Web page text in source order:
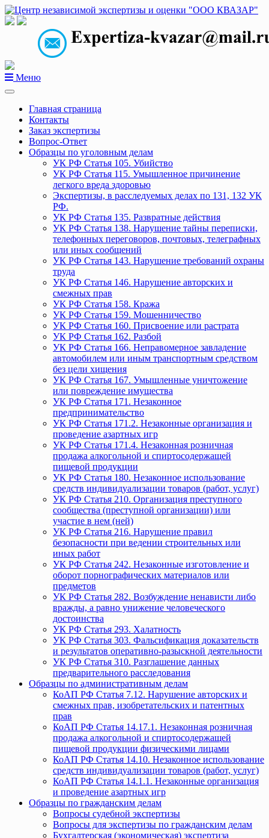
Перейти
к
содержанию
Меню
Главная страница
Контакты
Заказ экспертизы
Вопрос-Ответ
Образцы по уголовным делам
УК РФ Статья 105. Убийство
УК РФ Статья 115. Умышленное причинение
легкого вреда здоровью
Экспертизы, в расследуемых делах по 131, 132 УК
РФ.
УК РФ Статья 135. Развратные действия
УК РФ Статья 138. Нарушение тайны переписки,
телефонных переговоров, почтовых, телеграфных
или иных сообщений
УК РФ Статья 143. Нарушение требований охраны
труда
УК РФ Статья 146. Нарушение авторских и
смежных прав
УК РФ Статья 158. Кража
УК РФ Статья 159. Мошенничество
УК РФ Статья 160. Присвоение или растрата
УК РФ Статья 162. Разбой
УК РФ Статья 166. Неправомерное завладение
автомобилем или иным транспортным средством
без цели хищения
УК РФ Статья 167. Умышленные уничтожение
или повреждение имущества
УК РФ Статья 171. Незаконное
предпринимательство
УК РФ Статья 171.2. Незаконные организация и
проведение азартных игр
УК РФ Статья 171.4. Незаконная розничная
продажа алкогольной и спиртосодержащей
пищевой продукции
УК РФ Статья 180. Незаконное использование
средств индивидуализации товаров (работ, услуг)
УК РФ Статья 210. Организация преступного
сообщества (преступной организации) или
участие в нем (ней)
УК РФ Статья 216. Нарушение правил
безопасности при ведении строительных или
иных работ
УК РФ Статья 242. Незаконные изготовление и
оборот порнографических материалов или
предметов
УК РФ Статья 282. Возбуждение ненависти либо
вражды, а равно унижение человеческого
достоинства
УК РФ Статья 293. Халатность
УК РФ Статья 303. Фальсификация доказательств
и результатов оперативно-разыскной деятельности
УК РФ Статья 310. Разглашение данных
предварительного расследования
Образцы по административным делам
КоАП РФ Статья 7.12. Нарушение авторских и
смежных прав, изобретательских и патентных
прав
КоАП РФ Статья 14.17.1. Незаконная розничная
продажа алкогольной и спиртосодержащей
пищевой продукции физическими лицами
КоАП РФ Статья 14.10. Незаконное использование
средств индивидуализации товаров (работ, услуг)
КоАП РФ Статья 14.1.1. Незаконные организация
и проведение азартных игр
Образцы по гражданским делам
Вопросы судебной экспертизы
Вопросы для экспертизы по гражданским делам
Бухгалтерская (экономическая) экспертиза